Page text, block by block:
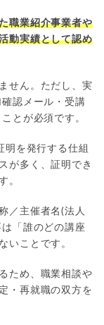
職業紹介事業者や
動実績として認め
せん。ただし、実
認メール・受講
とが必須です。
を発行する仕組
が多く、証明でき
。
／主催者名(法人
「誰のどの講座
いことです。
ため、職業相談や
・再就職の双方を